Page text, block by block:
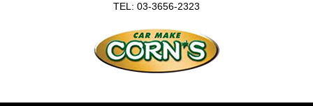
TEL: 03-3656-2323